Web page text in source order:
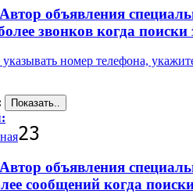
объявления
звонков когда
номер телефона,
объявления
сообщений когда